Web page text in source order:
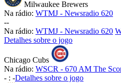
Milwaukee Brewers
Na rádio: WTMJ - Newsradio 620
--
Na rádio: WTMJ - Newsradio 620
Detalhes sobre o jogo
Chicago Cubs
Na rádio: WSCR - 670 AM The
- : -Detalhes sobre o jogo